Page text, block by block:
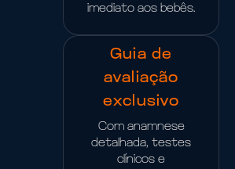
imediato aos bebês.
Guia de
avaliação
exclusivo
Com anamnese
detalhada, testes
clínicos e